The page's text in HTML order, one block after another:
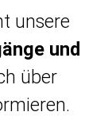
unsere
und
über